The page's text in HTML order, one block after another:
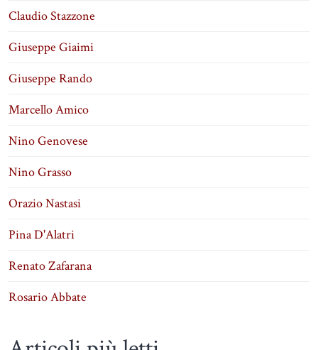
Claudio Stazzone
Giuseppe Giaimi
Giuseppe Rando
Marcello Amico
Nino Genovese
Nino Grasso
Orazio Nastasi
Pina D'Alatri
Renato Zafarana
Rosario Abbate